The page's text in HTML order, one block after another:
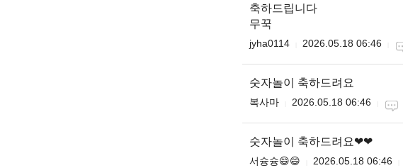
축하드립니다
무꾹
jyha0114 2026.05.18 06:46
숫자놀이 축하드려요
복사마 2026.05.18 06:46
숫자놀이 축하드려요❤❤
서슝슝😄😄 2026.05.18 06:46